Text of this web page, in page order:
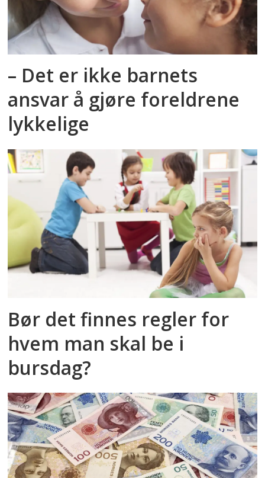
– Det er ikke barnets
ansvar å gjøre foreldrene
lykkelige
Bør det finnes regler for
hvem man skal be i
bursdag?